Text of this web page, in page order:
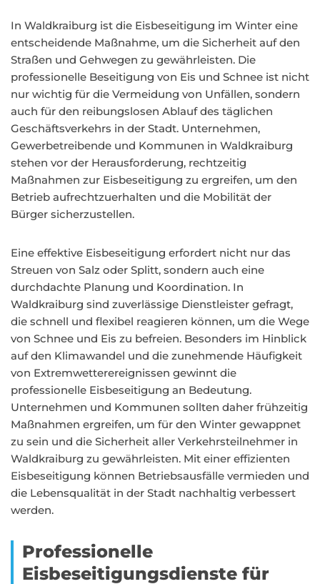
In Waldkraiburg ist die Eisbeseitigung im Winter eine
entscheidende Maßnahme, um die Sicherheit auf den
Straßen und Gehwegen zu gewährleisten. Die
professionelle Beseitigung von Eis und Schnee ist nicht
nur wichtig für die Vermeidung von Unfällen, sondern
auch für den reibungslosen Ablauf des täglichen
Geschäftsverkehrs in der Stadt. Unternehmen,
Gewerbetreibende und Kommunen in Waldkraiburg
stehen vor der Herausforderung, rechtzeitig
Maßnahmen zur Eisbeseitigung zu ergreifen, um den
Betrieb aufrechtzuerhalten und die Mobilität der
Bürger sicherzustellen.
Eine effektive Eisbeseitigung erfordert nicht nur das
Streuen von Salz oder Splitt, sondern auch eine
durchdachte Planung und Koordination. In
Waldkraiburg sind zuverlässige Dienstleister gefragt,
die schnell und flexibel reagieren können, um die Wege
von Schnee und Eis zu befreien. Besonders im Hinblick
auf den Klimawandel und die zunehmende Häufigkeit
von Extremwetterereignissen gewinnt die
professionelle Eisbeseitigung an Bedeutung.
Unternehmen und Kommunen sollten daher frühzeitig
Maßnahmen ergreifen, um für den Winter gewappnet
zu sein und die Sicherheit aller Verkehrsteilnehmer in
Waldkraiburg zu gewährleisten. Mit einer effizienten
Eisbeseitigung können Betriebsausfälle vermieden und
die Lebensqualität in der Stadt nachhaltig verbessert
werden.
Professionelle
Eisbeseitigungsdienste für